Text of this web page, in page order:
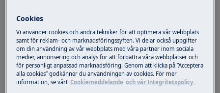
Cookies
Vi använder cookies och andra tekniker för att optimera vår webbplats
samt för reklam- och marknadsföringssyften. Vi delar också uppgifter
om din användning av vår webbplats med våra partner inom sociala
medier, annonsering och analys för att förbättra våra webbplatser och
för personligt anpassad marknadsföring. Genom att klicka på ”Acceptera
alla cookies” godkänner du användningen av cookies. För mer
information, se vårt Cookiemeddelande och vår Integritetspolicy.